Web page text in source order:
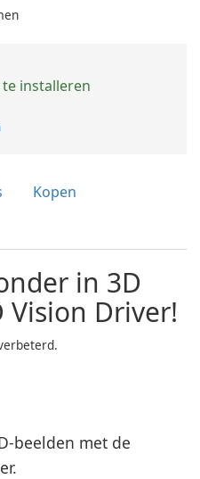
installeren
Kopen
in 3D
Vision Driver!
beelden met de